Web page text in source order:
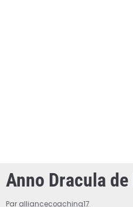
Anno Dracula de
Par alliancecoaching17